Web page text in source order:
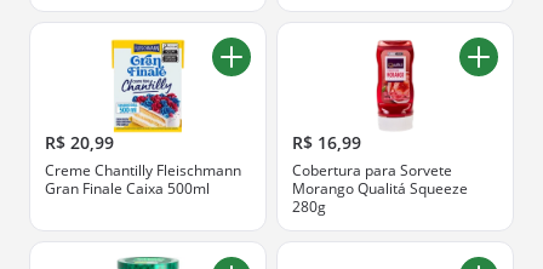
R$ 20,99
Creme Chantilly Fleischmann
Gran Finale Caixa 500ml
R$ 16,99
Cobertura para Sorvete
Morango Qualitá Squeeze
280g